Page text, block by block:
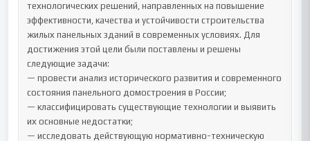
технологических решений, направленных на повышение
эффективности, качества и устойчивости строительства
жилых панельных зданий в современных условиях. Для
достижения этой цели были поставлены и решены
следующие задачи:
— провести анализ исторического развития и современного
состояния панельного домостроения в России;
— классифицировать существующие технологии и выявить
их основные недостатки;
— исследовать действующую нормативно-техническую